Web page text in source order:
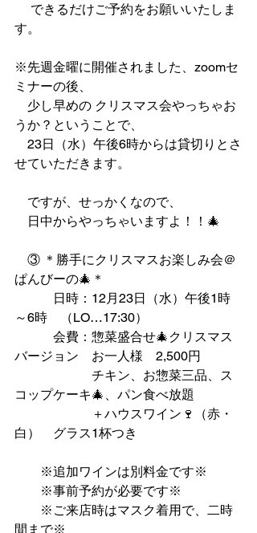
できるだけご予約をお願いいたしま
す。
※先週金曜に開催されました、zoomセ
ミナーの後、
少し早めの クリスマス会やっちゃお
うか？ということで、
23日（水）午後6時からは貸切りとさ
せていただきます。
ですが、せっかくなので、
日中からやっちゃいますよ！！🎄
③ ＊勝手にクリスマスお楽しみ会＠
ぱんびーの🎄＊
日時：12月23日（水）午後1時
～6時　（LO…17:30）
会費：惣菜盛合せ🎄クリスマス
バージョン　お一人様　2,500円
チキン、お惣菜三品、ス
コップケーキ🎄、パン食べ放題
＋ハウスワイン🍷（赤・
白）　グラス1杯つき
※追加ワインは別料金です※
※事前予約が必要です※
※ご来店時はマスク着用で、二時
間まで※